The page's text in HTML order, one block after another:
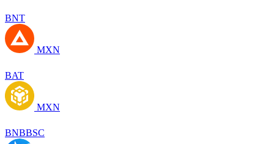
BNT
MXN
BAT
MXN
BNBBSC